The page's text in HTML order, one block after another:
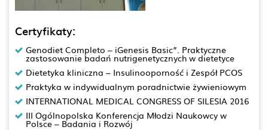
Certyfikaty:
Genodiet Completo – iGenesis Basic”. Praktyczne
zastosowanie badań nutrigenetycznych w dietetyce
Dietetyka kliniczna – Insulinooporność i Zespół PCOS
Praktyka w indywidualnym poradnictwie żywieniowym
INTERNATIONAL MEDICAL CONGRESS OF SILESIA 2016
III Ogólnopolska Konferencja Młodzi Naukowcy w
Polsce – Badania i Rozwój